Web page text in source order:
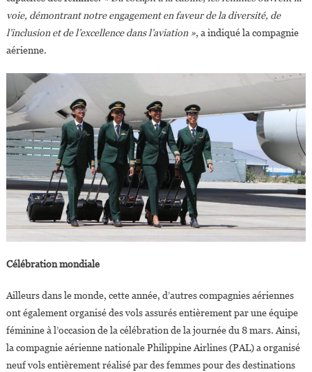
voie, démontrant notre engagement en faveur de la diversité, de
l’inclusion et de l’excellence dans l’aviation », a indiqué la compagnie
aérienne.
Célébration mondiale
Ailleurs dans le monde, cette année, d’autres compagnies aériennes
ont également organisé des vols assurés entièrement par une équipe
féminine à l’occasion de la célébration de la journée du 8 mars. Ainsi,
la compagnie aérienne nationale Philippine Airlines (PAL) a organisé
neuf vols entièrement réalisé par des femmes pour des destinations